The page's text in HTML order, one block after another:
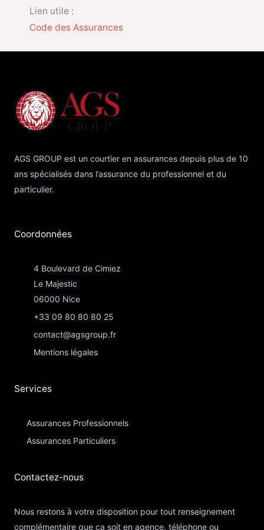
Lien utile :
Code des Assurances
AGS GROUP est un courtier en assurances depuis plus de 10
ans spécialisés dans l’assurance du professionnel et du
particulier.
Coordonnées​
4 Boulevard de Cimiez
Le Majestic
06000 Nice
+33 09 80 80 80 25
contact@agsgroup.fr
Mentions légales
Services
Assurances Professionnels
Assurances Particuliers​
Contactez-nous​
Nous restons à votre disposition pour tout renseignement
complémentaire que ça soit en agence, téléphone ou